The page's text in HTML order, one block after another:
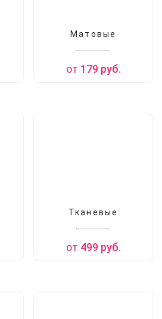
Матовые
от 179руб.
Тканевые
от 499руб.